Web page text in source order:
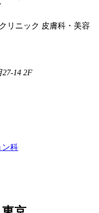
リニック 皮膚科・美容
14 2F
ン科